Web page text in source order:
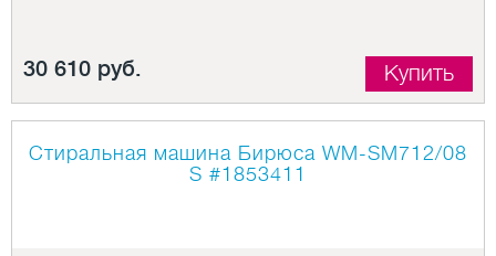
30 610 руб. Купить
Стиральная машина Бирюса WM-SM712/08
S #1853411